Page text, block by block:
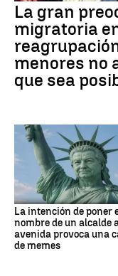
La gran
migratoria
menores no
que sea
La intención de poner
nombre de un alcalde
avenida provoca una
de memes